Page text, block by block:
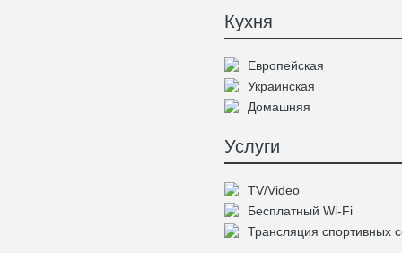
Кухня
Европейская
Украинская
Домашняя
Услуги
TV/Video
Бесплатный Wi-Fi
Трансляция спортивных